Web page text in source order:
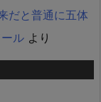
だと普通に五体
ル より